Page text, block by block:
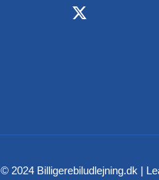
© 2024 Billigerebiludlejning.dk |